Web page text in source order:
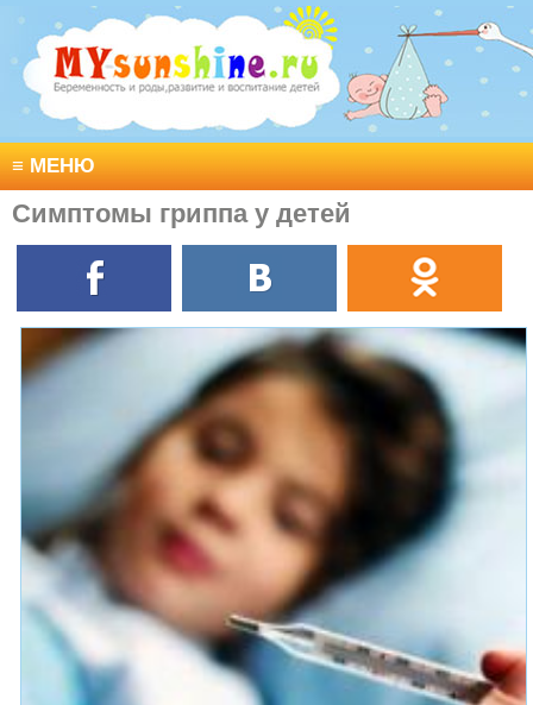
≡МЕНЮ
Симптомы гриппа у детей